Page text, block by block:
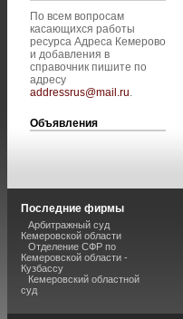
По всем вопросам
касающихся работы
ресурса Адреса Кемерово
и добавления в
справочник пишите по
адресу
addressrus@mail.ru.
Объявления
Последние фирмы
Арбитражный суд
Кемеровской области
Отделение СФР по
Кемеровской области -
Кузбассу
Кемеровский областной
суд